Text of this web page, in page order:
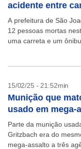
acidente entre
A prefeitura de São
12 pessoas mortas
uma carreta e um
15/02/25 - 21:52min
Munição que
usado em
Parte da munição
Gritzbach era do
mega-assalto a três